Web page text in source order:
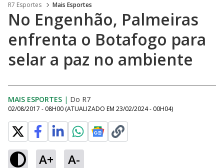
R7 Esportes Mais Esportes
No Engenhão, Palmeiras
enfrenta o Botafogo para
selar a paz no ambiente
MAIS ESPORTES | Do R7
02/08/2017 - 08H00 (ATUALIZADO EM 23/02/2024 - 00H04)
A+ A-